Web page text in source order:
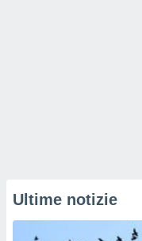
Ultime notizie